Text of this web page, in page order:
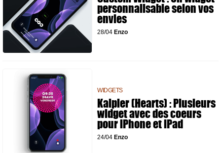
personnalisable selon vos
envies
28/04 Enzo
WIDGETS
Kalpler (Hearts) : Plusieurs
widget avec des coeurs
pour iPhone et iPad
24/04 Enzo